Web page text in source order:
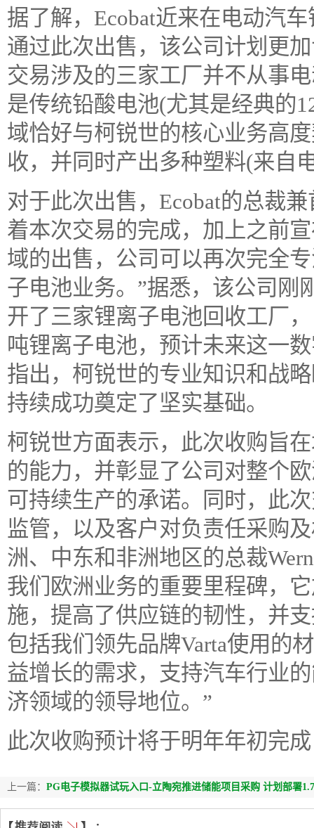
据了解，Ecobat近来在电动汽
通过此次出售，该公司计划更
交易涉及的三家工厂并不从事
是传统铅酸电池(尤其是经典
域恰好与柯锐世的核心业务高
收，并同时产出多种塑料(来自
对于此次出售，Ecobat的总裁
着本次交易的完成，加上之前
域的出售，公司可以再次完全
子电池业务。”据悉，该公司刚
开了三家锂离子电池回收工厂
吨锂离子电池，预计未来这一
指出，柯锐世的专业知识和战
持续成功奠定了坚实基础。
柯锐世方面表示，此次收购旨
的能力，并彰显了公司对整个
可持续生产的承诺。同时，此
监管，以及客户对负责任采购
洲、中东和非洲地区的总裁
我们欧洲业务的重要里程碑，
施，提高了供应链的韧性，并
包括我们领先品牌Varta使用
益增长的需求，支持汽车行业
济领域的领导地位。”
此次收购预计将于明年年初完
上一篇： PG电子模拟器试玩入口-立陶宛推进储能项目采购 计划部署